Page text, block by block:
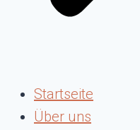
Startseite
Über uns